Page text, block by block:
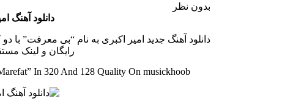
بدون نظر
دانلود آهنگ
رایگان و لینک
In 320 And 128 Quality On musickhoob